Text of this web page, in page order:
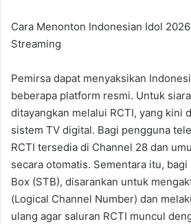
Cara Menonton Indonesian Idol
Streaming
Pemirsa dapat menyaksikan
beberapa platform resmi. Untuk
ditayangkan melalui RCTI, yang kini
sistem TV digital. Bagi pengguna
RCTI tersedia di Channel 28 dan
secara otomatis. Sementara itu,
Box (STB), disarankan untuk
(Logical Channel Number) dan
ulang agar saluran RCTI muncul